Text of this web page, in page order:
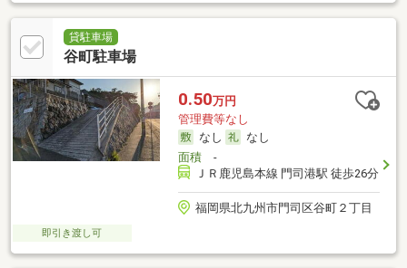
貸駐車場
谷町駐車場
0.50万円
管理費等なし
なし
なし
面積-
ＪＲ鹿児島本線 門司港駅 徒歩26分
福岡県北九州市門司区谷町２丁目
即引き渡し可